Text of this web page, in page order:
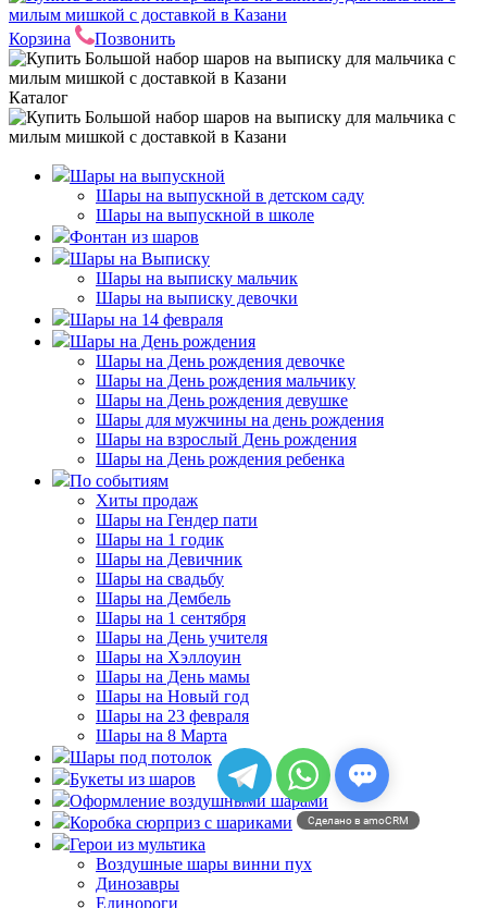
Корзина Позвонить
Каталог
Шары на выпускной
Шары на выпускной в детском саду
Шары на выпускной в школе
Фонтан из шаров
Шары на Выписку
Шары на выписку мальчик
Шары на выписку девочки
Шары на 14 февраля
Шары на День рождения
Шары на День рождения девочке
Шары на День рождения мальчику
Шары на День рождения девушке
Шары для мужчины на день рождения
Шары на взрослый День рождения
Шары на День рождения ребенка
По событиям
Хиты продаж
Шары на Гендер пати
Шары на 1 годик
Шары на Девичник
Шары на свадьбу
Шары на Дембель
Шары на 1 сентября
Шары на День учителя
Шары на Хэллоуин
Шары на День мамы
Шары на Новый год
Шары на 23 февраля
Шары на 8 Марта
Шары под потолок
Букеты из шаров
Оформление воздушными шарами
Коробка сюрприз с шариками
Герои из мультика
Воздушные шары винни пух
Динозавры
Единороги
Сделано в amoCRM